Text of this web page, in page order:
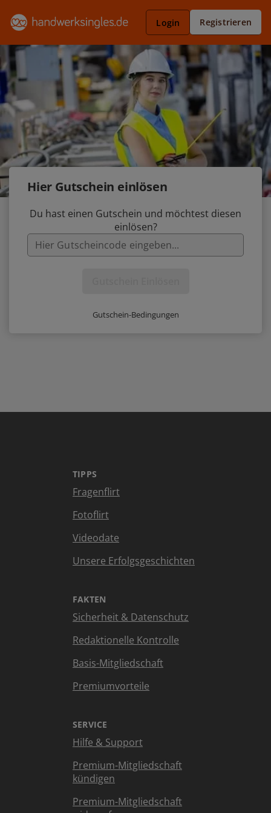
Login Registrieren
Hier Gutschein einlösen
Du hast einen Gutschein und möchtest diesen
einlösen?
Gutschein-Bedingungen
TIPPS
Fragenflirt
Fotoflirt
Videodate
Unsere Erfolgsgeschichten
FAKTEN
Sicherheit & Datenschutz
Redaktionelle Kontrolle
Basis-Mitgliedschaft
Premiumvorteile
SERVICE
Hilfe & Support
Premium-Mitgliedschaft
kündigen
Premium-Mitgliedschaft